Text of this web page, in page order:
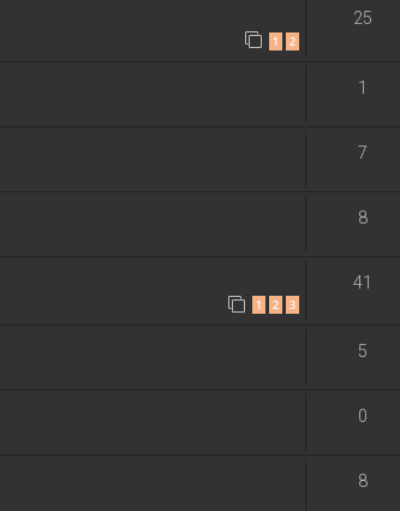
1 2
25
1
7
8
1 2 3
41
5
0
8